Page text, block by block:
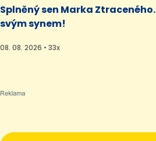
Splněný sen Marka
svým synem!
08. 08. 2026 • 33x